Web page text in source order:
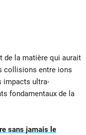
de la matière qui aurait
collisions entre ions
impacts ultra-
fondamentaux de la
sans jamais le